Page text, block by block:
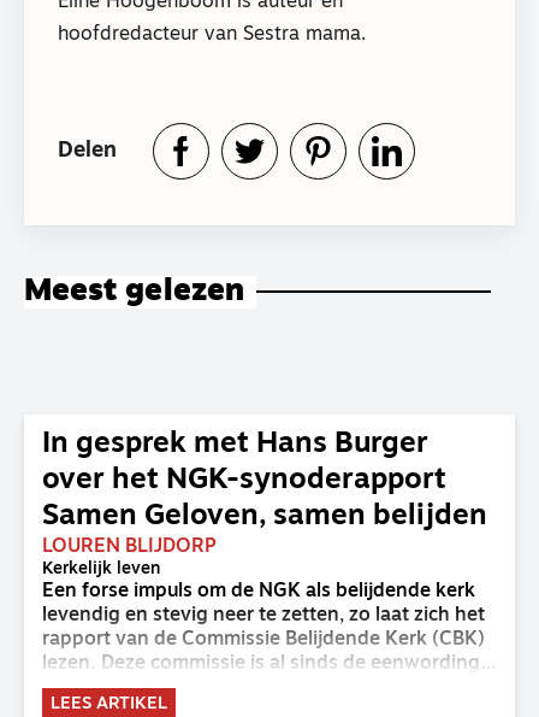
hoofdredacteur van Sestra mama.
Delen
Meest gelezen
In gesprek met Hans Burger
over het NGK-synoderapport
Samen Geloven, samen belijden
LOUREN BLIJDORP
Kerkelijk leven
Een forse impuls om de NGK als belijdende kerk
levendig en stevig neer te zetten, zo laat zich het
rapport van de Commissie Belijdende Kerk (CBK)
lezen. Deze commissie is al sinds de eenwording
van de GKv en NGK actief en kreeg van de
synode van Deventer in 2023 de opdracht om
LEES ARTIKEL